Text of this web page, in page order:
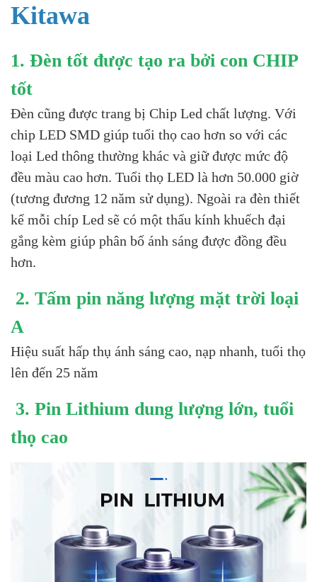
Kitawa
1. Đèn tốt được tạo ra bởi con CHIP
tốt
Đèn cũng được trang bị Chip Led chất lượng. Với
chip LED SMD giúp tuổi thọ cao hơn so với các
loại Led thông thường khác và giữ được mức độ
đều màu cao hơn. Tuổi thọ LED là hơn 50.000 giờ
(tương đương 12 năm sử dụng). Ngoài ra đèn thiết
kế mỗi chíp Led sẽ có một thấu kính khuếch đại
gắng kèm giúp phân bố ánh sáng được đồng đều
hơn.
2. Tấm pin năng lượng mặt trời loại
A
Hiệu suất hấp thụ ánh sáng cao, nạp nhanh, tuổi thọ
lên đến 25 năm
3. Pin Lithium dung lượng lớn, tuổi
thọ cao